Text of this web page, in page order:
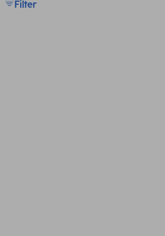
Filter